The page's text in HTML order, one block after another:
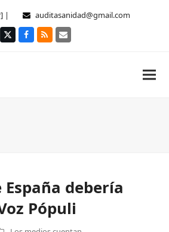
| auditasanidad@gmail.com
TwitterFacebook
RSS Correo
España debería
Pópuli